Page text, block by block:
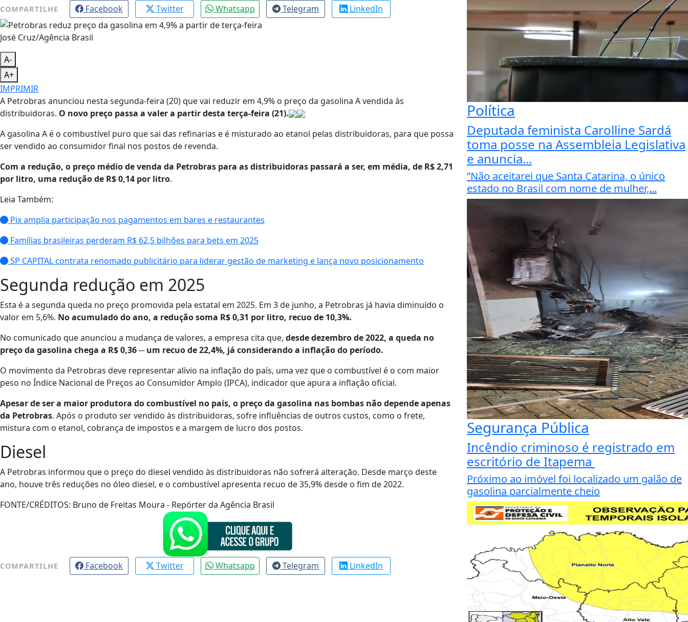
COMPARTILHE Facebook Twitter Whatsapp Telegram LinkedIn
José Cruz/Agência Brasil
A-
A+
IMPRIMIR
A Petrobras anunciou nesta segunda-feira (20) que vai reduzir em 4,9% o preço da gasolina A vendida às
distribuidoras. O novo preço passa a valer a partir desta terça-feira (21).
A gasolina A é o combustível puro que sai das refinarias e é misturado ao etanol pelas distribuidoras, para que possa
ser vendido ao consumidor final nos postos de revenda.
Com a redução, o preço médio de venda da Petrobras para as distribuidoras passará a ser, em média, de R$ 2,71
por litro, uma redução de R$ 0,14 por litro.
Leia Também:
Pix amplia participação nos pagamentos em bares e restaurantes
Famílias brasileiras perderam R$ 62,5 bilhões para bets em 2025
SP CAPITAL contrata renomado publicitário para liderar gestão de marketing e lança novo posicionamento
Segunda redução em 2025
Esta é a segunda queda no preço promovida pela estatal em 2025. Em 3 de junho, a Petrobras já havia diminuído o
valor em 5,6%. No acumulado do ano, a redução soma R$ 0,31 por litro, recuo de 10,3%.
No comunicado que anunciou a mudança de valores, a empresa cita que, desde dezembro de 2022, a queda no
preço da gasolina chega a R$ 0,36 ─ um recuo de 22,4%, já considerando a inflação do período.
O movimento da Petrobras deve representar alívio na inflação do país, uma vez que o combustível é o com maior
peso no Índice Nacional de Preços ao Consumidor Amplo (IPCA), indicador que apura a inflação oficial.
Apesar de ser a maior produtora do combustível no país, o preço da gasolina nas bombas não depende apenas
da Petrobras. Após o produto ser vendido às distribuidoras, sofre influências de outros custos, como o frete,
mistura com o etanol, cobrança de impostos e a margem de lucro dos postos.
Diesel
A Petrobras informou que o preço do diesel vendido às distribuidoras não sofrerá alteração. Desde março deste
ano, houve três reduções no óleo diesel, e o combustível apresenta recuo de 35,9% desde o fim de 2022.
FONTE/CRÉDITOS: Bruno de Freitas Moura - Repórter da Agência Brasil
COMPARTILHE Facebook Twitter Whatsapp Telegram LinkedIn
Política
Deputada feminista Carolline Sardá
toma posse na Assembleia Legislativa
e anuncia...
”Não aceitarei que Santa Catarina, o único
estado no Brasil com nome de mulher,...
Segurança Pública
Incêndio criminoso é registrado em
escritório de Itapema
Próximo ao imóvel foi localizado um galão de
gasolina parcialmente cheio